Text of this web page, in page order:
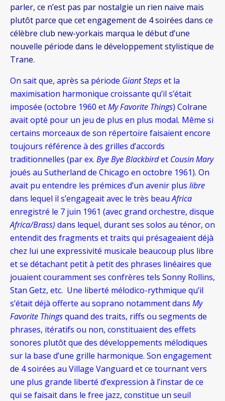
parler, ce n’est pas par nostalgie un rien naïve mais
plutôt parce que cet engagement de 4 soirées dans ce
célèbre club new-yorkais marqua le début d’une
nouvelle période dans le développement stylistique de
Trane.
On sait que, après sa période Giant Stepset la
maximisation harmonique croissante qu’il s’était
imposée (octobre 1960 etMy Favorite Things) Colrane
avait opté pour un jeu de plus en plus modal. Même si
certains morceaux de son répertoire faisaient encore
toujours référence à des grilles d’accords
traditionnelles (par ex. Bye Bye Blackbirdet Cousin Mary
joués au Sutherland de Chicago en octobre 1961). On
avait pu entendre les prémices d’un avenir plus libre
dans lequel il s’engageait avec le très beauAfrica
enregistré le 7 juin 1961 (avec grand orchestre, disque
Africa/Brass) dans lequel, durant ses solos au ténor, on
entendit des fragments et traits qui présageaient déjà
chez lui une expressivité musicale beaucoup plus libre
et se détachant petit à petit des phrases linéaires que
jouaient couramment ses confrères tels Sonny Rollins,
Stan Getz, etc. Une liberté mélodico-rythmique qu’il
s’était déjà offerte au soprano notamment dans My
Favorite Thingsquand des traits, riffs ou segments de
phrases, itératifs ou non, constituaient des effets
sonores plutôt que des développements mélodiques
sur la base d’une grille harmonique. Son engagement
de 4 soirées au Village Vanguard et ce tournant vers
une plus grande liberté d’expression à l’instar de ce
qui se faisait dans le free jazz, constitue un seuil